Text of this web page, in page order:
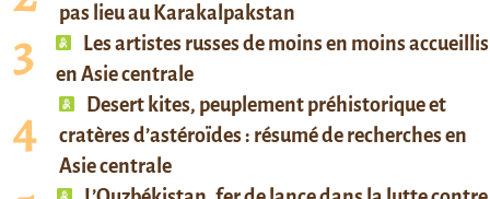
pas lieu au Karakalpakstan
Les artistes russes de moins en moins accueillis
en Asie centrale
Desert kites, peuplement préhistorique et
cratères d’astéroïdes : résumé de recherches en
Asie centrale